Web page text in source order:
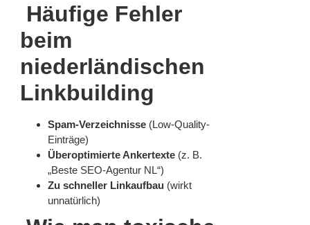
Häufige Fehler
beim
niederländischen
Linkbuilding
Spam-Verzeichnisse (Low-Quality-
Einträge)
Überoptimierte Ankertexte (z. B.
„Beste SEO-Agentur NL“)
Zu schneller Linkaufbau (wirkt
unnatürlich)